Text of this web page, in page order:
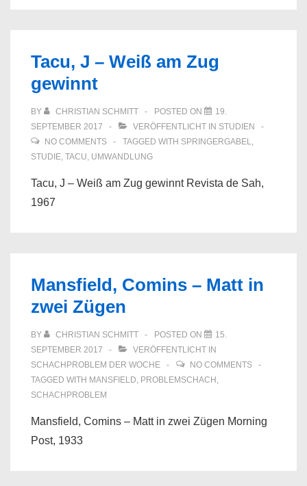
Tacu, J – Weiß am Zug
gewinnt
BY CHRISTIAN SCHMITT POSTED ON
19.
SEPTEMBER 2017
VERÖFFENTLICHT IN STUDIEN
NO COMMENTS
TAGGED WITH SPRINGERGABEL,
STUDIE, TACU, UMWANDLUNG
Tacu, J – Weiß am Zug gewinnt Revista de Sah,
1967
Mansfield, Comins – Matt in
zwei Zügen
BY CHRISTIAN SCHMITT POSTED ON
15.
SEPTEMBER 2017
VERÖFFENTLICHT IN
SCHACHPROBLEM DER WOCHE
NO COMMENTS
TAGGED WITH MANSFIELD, PROBLEMSCHACH ,
SCHACHPROBLEM
Mansfield, Comins – Matt in zwei Zügen Morning
Post, 1933